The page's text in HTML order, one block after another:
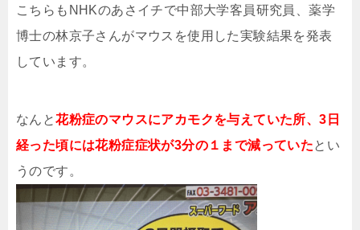
こちらもNHKのあさイチで中部大学客員研究員、薬学
博士の林京子さんがマウスを使用した実験結果を発表
しています。
なんと花粉症のマウスにアカモクを与えていた所、3日
経った頃には花粉症症状が3分の１まで減っていたとい
うのです。